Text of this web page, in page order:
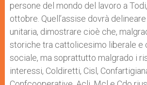
persone del mondo del lavoro a
ottobre. Quell’assise dovrà
unitaria, dimostrare cioè che,
storiche tra cattolicesimo liberale e
sociale, ma soprattutto malgrado i
interessi, Coldiretti, Cisl,